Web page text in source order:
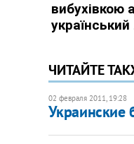
ЧИТАЙТЕ
02 февраля 2011, 19:28